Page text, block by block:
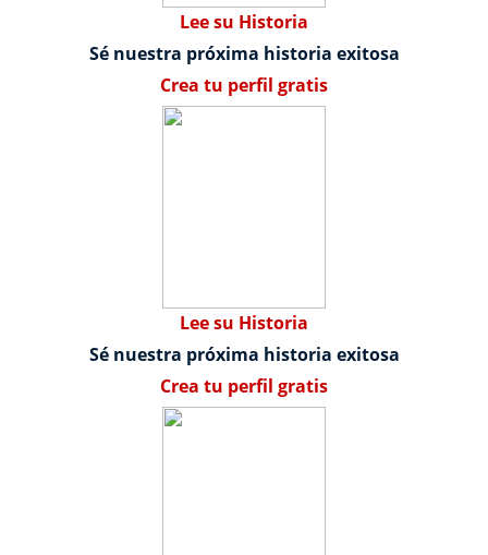
Lee su Historia
Sé nuestra próxima historia exitosa
Crea tu perfil gratis
Lee su Historia
Sé nuestra próxima historia exitosa
Crea tu perfil gratis